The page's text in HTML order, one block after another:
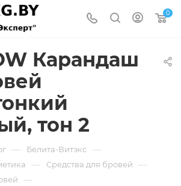
0
Карандаш
тон 2
— Белита-Витэкс —
— Средства для бровей —
—